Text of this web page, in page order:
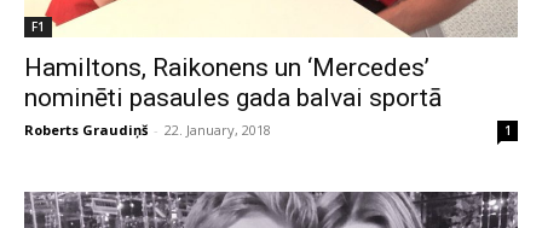
F1
Hamiltons, Raikonens un ‘Mercedes’
nominēti pasaules gada balvai sportā
Roberts Graudiņš - 22. January, 2018 1